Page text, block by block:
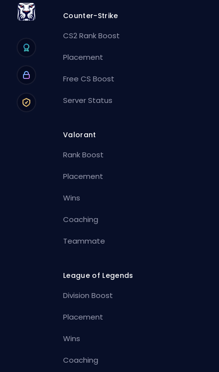
Counter-Strike
CS2 Rank Boost
Placement
Free CS Boost
Server Status
Valorant
Rank Boost
Placement
Wins
Coaching
Teammate
League of Legends
Division Boost
Placement
Wins
Coaching